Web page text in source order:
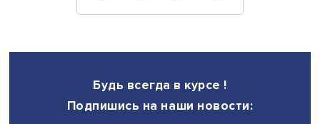
Участники пленарной сессии, среди которых –
крупнейших корпораций «СИБУР» и «Северсталь» –